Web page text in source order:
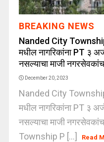
BREAKING NEWS
Nanded City
मधील नागरिकांना PT ३
नसल्याचा माजी
December 20, 2023
Nanded City
मधील नागरिकांना PT ३
नसल्याचा माजी
Township P [...]
Read